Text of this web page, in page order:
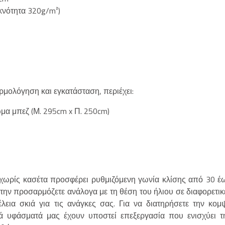
320g/m²)
και εγκατάσταση, περιέχει:
μπεζ (Μ. 295cm x Π. 250cm)
κασέτα προσφέρει ρυθμιζόμενη γωνία κλίσης από 30
προσαρμόζετε ανάλογα με τη θέση του ήλιου σε
σκιά για τις ανάγκες σας. Για να διατηρήσετε την
υφάσματά μας έχουν υποστεί επεξεργασία που ενισχύει